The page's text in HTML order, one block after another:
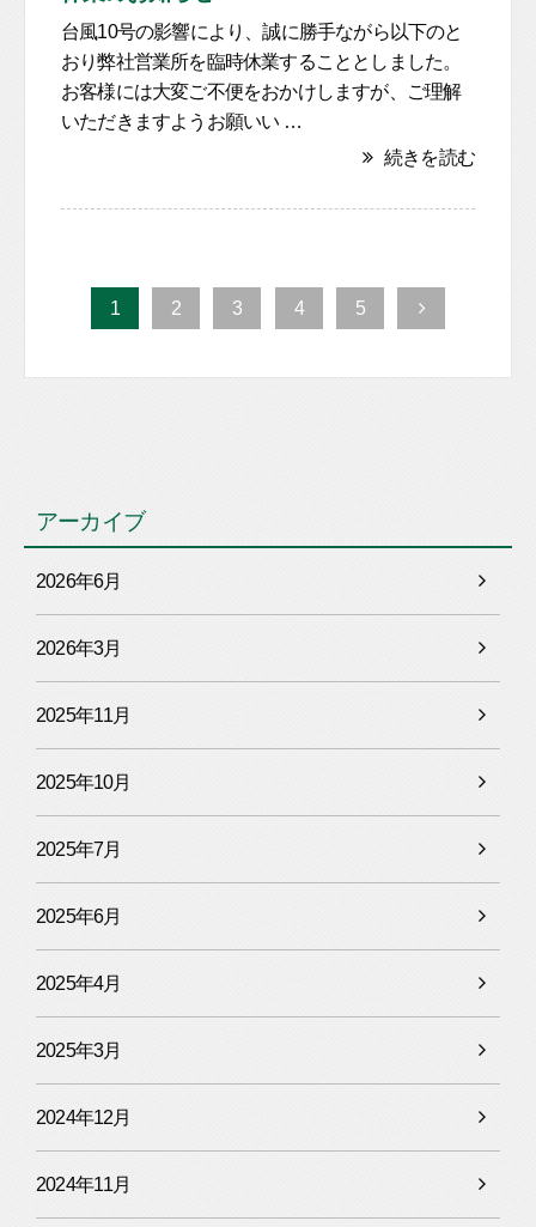
台風10号の影響により、誠に勝手ながら以下のと
おり弊社営業所を臨時休業することとしました。
お客様には大変ご不便をおかけしますが、ご理解
いただきますようお願いい …
続きを読む
1 2 3 4 5
アーカイブ
2026年6月
2026年3月
2025年11月
2025年10月
2025年7月
2025年6月
2025年4月
2025年3月
2024年12月
2024年11月